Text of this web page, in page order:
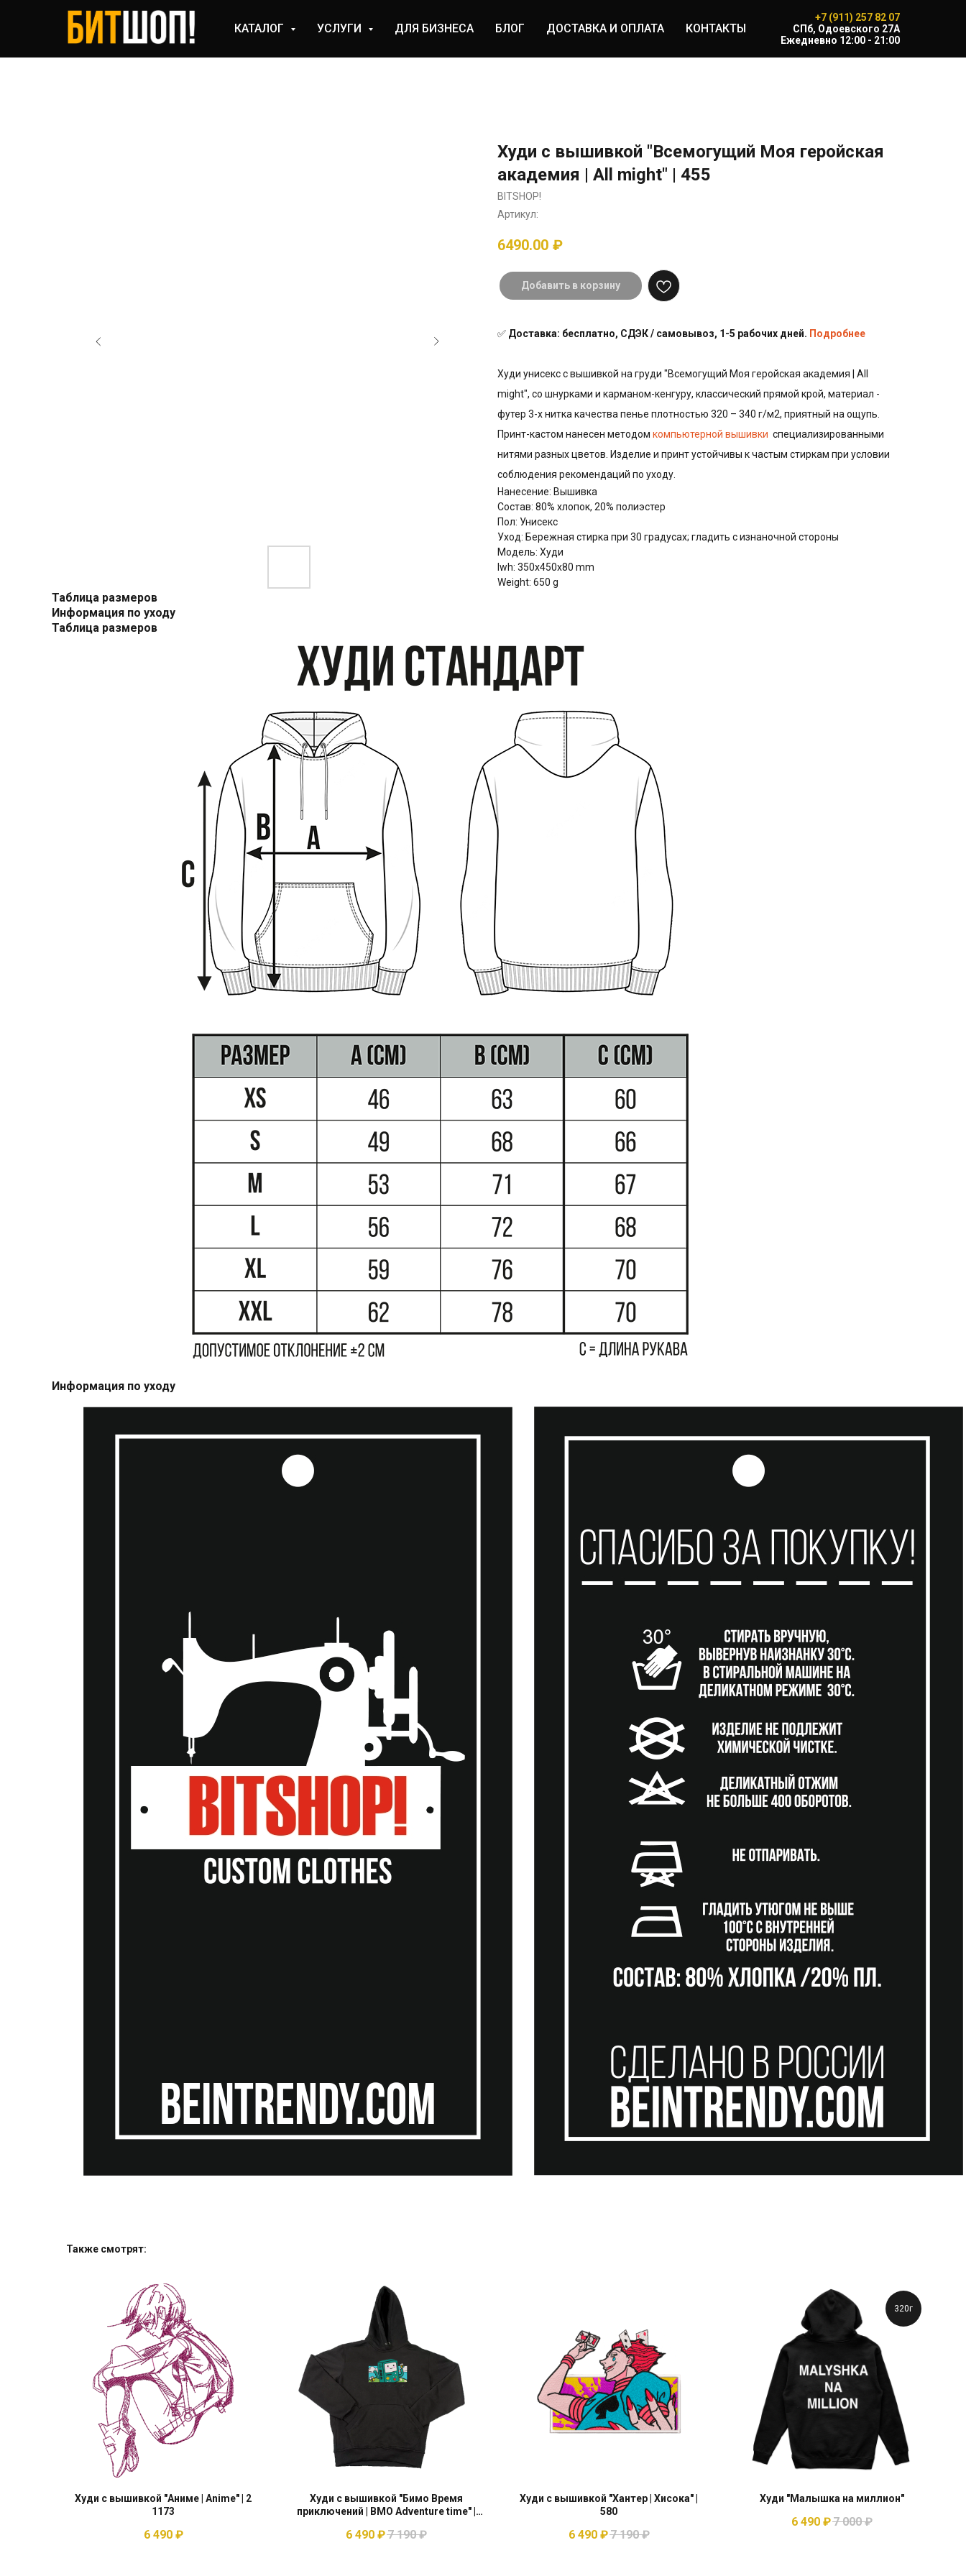
КАТАЛОГ УСЛУГИ ДЛЯ БИЗНЕСА БЛОГ ДОСТАВКА И ОПЛАТА КОНТАКТЫ
+7 (911) 257 82 07
CПб, Одоевского 27А
Ежедневно 12:00 - 21:00
Худи с вышивкой "Всемогущий Моя геройская
академия | All might" | 455
BITSHOP!
Артикул:
6490.00 ₽
Добавить в корзину
✅ Доставка: бесплатно, СДЭК / самовывоз, 1-5 рабочих дней. Подробнее
Худи унисекс с вышивкой на груди "Всемогущий Моя геройская академия | All
might", со шнурками и карманом-кенгуру, классический прямой крой, материал -
футер 3-х нитка качества пенье плотностью 320 – 340 г/м2, приятный на ощупь.
Принт-кастом нанесен методом компьютерной вышивки специализированными
нитями разных цветов. Изделие и принт устойчивы к частым стиркам при условии
соблюдения рекомендаций по уходу.
Нанесение: Вышивка
Состав: 80% хлопок, 20% полиэстер
Пол: Унисекс
Уход: Бережная стирка при 30 градусах; гладить с изнаночной стороны
Модель: Худи
lwh: 350x450x80 mm
Weight: 650 g
Таблица размеров
Информация по уходу
Таблица размеров
Информация по уходу
Также смотрят:
Худи с вышивкой "Аниме | Anime" | 2
1173
6 490 ₽
Худи с вышивкой "Бимо Время
приключений | BMO Adventure time" |
6 490 ₽7 190 ₽
Худи с вышивкой "Хантер | Хисока" |
580
6 490 ₽7 190 ₽
320г
Худи "Малышка на миллион"
6 490 ₽7 000 ₽